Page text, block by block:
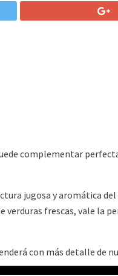
complementar
jugosa y aromática
frescas, vale la
con más detalle de